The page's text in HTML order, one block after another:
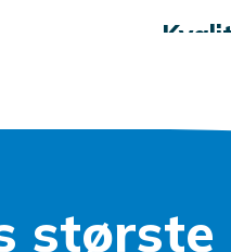
største